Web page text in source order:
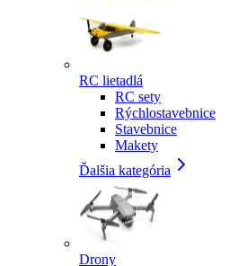
RC lietadlá
RC sety
Rýchlostavebnice
Stavebnice
Makety
Ďalšia kategória
Drony